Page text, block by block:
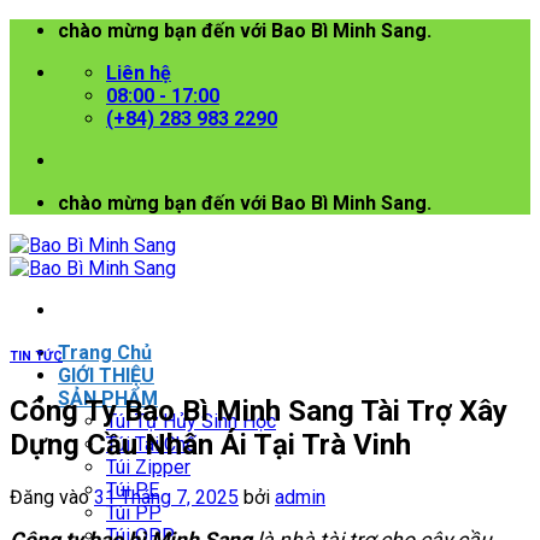
chào mừng bạn đến với Bao Bì Minh Sang.
Liên hệ
08:00 - 17:00
(+84) 283 983 2290
chào mừng bạn đến với Bao Bì Minh Sang.
Trang Chủ
GIỚI THIỆU
SẢN PHẨM
Túi Tự Hủy Sinh Học
Túi Tái Chế
Túi Zipper
Túi PE
Túi PP
TIN TỨC
Công Ty Bao Bì Minh Sang Tài Trợ Xây
Dựng Cầu Nhân Ái Tại Trà Vinh
Đăng vào31 Tháng 7, 2025 bởi admin